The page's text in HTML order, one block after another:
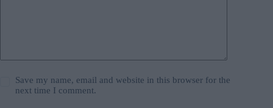
Save my name, email and website in this browser for the
next time I comment.